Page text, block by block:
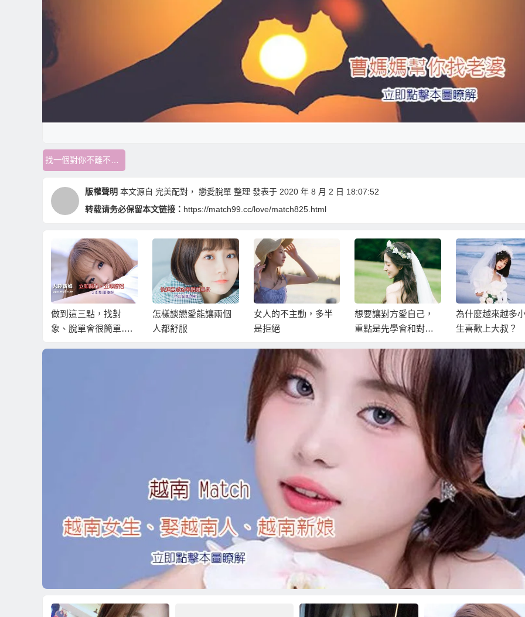
版權聲明 本文源自 完美配對 ， 戀愛脫單 整理 發表于 2020 年 8 月 2 日 18:07:52
转载请务必保留本文链接： https://match99.cc/love/match825.html
怎樣談戀愛能讓兩個
人都舒服
女人的不主動，多半
是拒絕
想要讓對方愛自己，
重點是先學會和對方
為什麼越來越多小女
生喜歡上大叔？
怎麼談戀愛才能
談下去呢？